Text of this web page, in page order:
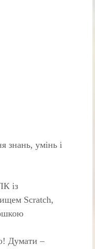
знань, умінь і
із
Scratch,
Думати –